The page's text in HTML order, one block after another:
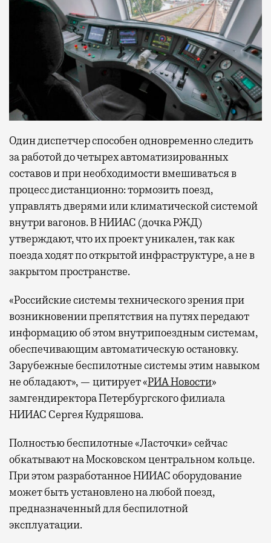
Один диспетчер способен одновременно следить
за работой до четырех автоматизированных
составов и при необходимости вмешиваться в
процесс дистанционно: тормозить поезд,
управлять дверями или климатической системой
внутри вагонов. В НИИАС (дочка РЖД)
утверждают, что их проект уникален, так как
поезда ходят по открытой инфраструктуре, а не в
закрытом пространстве.
«Российские системы технического зрения при
возникновении препятствия на путях передают
информацию об этом внутрипоездным системам,
обеспечивающим автоматическую остановку.
Зарубежные беспилотные системы этим навыком
не обладают», — цитирует «РИА Новости»
замгендиректора Петербургского филиала
НИИАС Сергея Кудряшова.
Полностью беспилотные «Ласточки» сейчас
обкатывают на Московском центральном кольце.
При этом разработанное НИИАС оборудование
может быть установлено на любой поезд,
предназначенный для беспилотной
эксплуатации.